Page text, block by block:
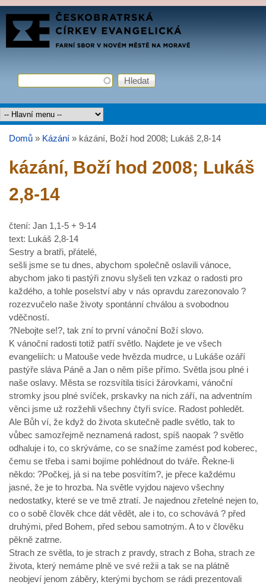
Přejít k hlavnímu obsahu
FARNÍ
SBOR
Vyhledávání
Hledat
Hlavní menu
Domů » Kázání » kázání, Boží hod 2008; Lukáš 2,8-14
kázání, Boží hod 2008; Lukáš
2,8-14
čtení: Jan 1,1-5 + 9-14
text: Lukáš 2,8-14
Sestry a bratři, přátelé,
sešli jsme se tu dnes, abychom společně oslavili vánoce,
abychom jako ti pastýři znovu slyšeli ten vzkaz o radosti pro
každého, a tohle poselství aby v nás opravdu zarezonovalo ?
rozezvučelo naše životy spontánní chválou a svobodnou
vděčností.
?Nebojte se!?, tak zní to první vánoční Boží slovo.
K vánoční radosti totiž patří světlo. Najdete je ve všech
evangeliích: u Matouše vede hvězda mudrce, u Lukáše ozáří
pastýře sláva Páně a Jan o něm píše přímo. Světla jsou plné i
naše oslavy. Města se rozsvítila tisíci žárovkami, vánoční
stromky jsou plné svíček, prskavky na nich září, na adventním
věnci jsme už rozžehli všechny čtyři svíce. Radost pohledět.
Ale Bůh ví, že když do života skutečně padle světlo, tak to
vůbec samozřejmě neznamená radost, spíš naopak ? světlo
odhaluje i to, co skrýváme, co se snažíme zamést pod koberec,
čemu se třeba i sami bojíme pohlédnout do tváře. Řekne-li
někdo: ?Počkej, já si na tebe posvítím?, je přece každému
jasné, že je to hrozba. Na světle vyjdou najevo všechny
nedostatky, které se ve tmě ztratí. Je najednou zřetelné nejen to,
co o sobě člověk chce dát vědět, ale i to, co schovává ? před
druhými, před Bohem, před sebou samotným. A to v člověku
pěkně zatrne.
Strach ze světla, to je strach z pravdy, strach z Boha, strach ze
života, který nemáme plně ve své režii a tak se na plátně
neobjeví jenom záběry, kterými bychom se rádi prezentovali